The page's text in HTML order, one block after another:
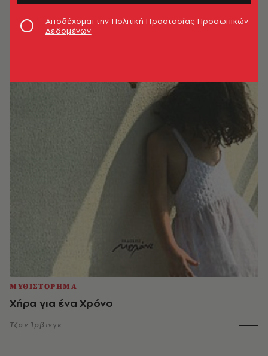
ΜΥΘΙΣΤΟΡΗΜΑ
Χήρα για ένα Χρόνο
Τζον Ίρβινγκ
Αποδέχομαι την Πολιτική Προστασίας Προσωπικών
Δεδομένων